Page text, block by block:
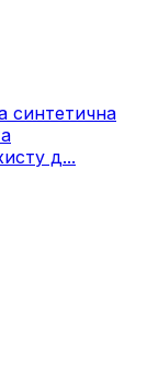
синтетична
д...